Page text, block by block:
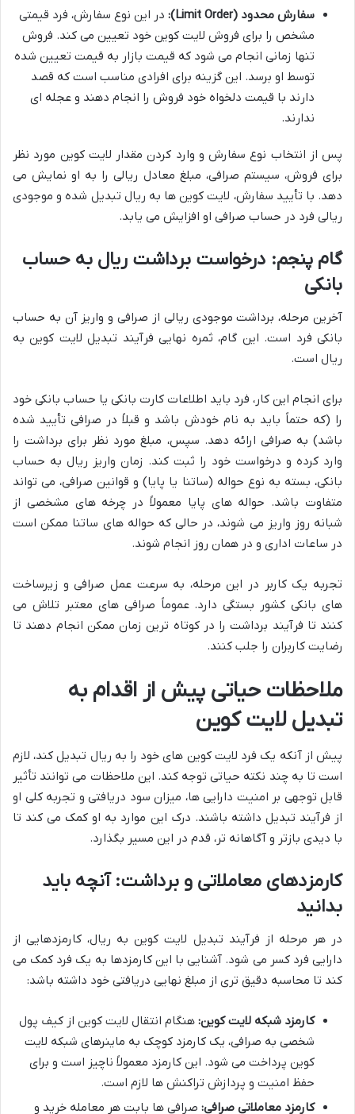
سفارش محدود (Limit Order):
در این نوع سفارش، فرد قیمتی
مشخص را برای فروش لایت کوین خود تعیین می کند. فروش
تنها زمانی انجام می شود که قیمت بازار به قیمت تعیین شده
توسط او برسد. این گزینه برای افرادی مناسب است که قصد
دارند با قیمت دلخواه خود فروش را انجام دهند و عجله ای
ندارند.
پس از انتخاب نوع سفارش و وارد کردن مقدار لایت کوین مورد نظر
برای فروش، سیستم صرافی، مبلغ معادل ریالی را به او نمایش می
دهد. با تأیید سفارش، لایت کوین ها به ریال تبدیل شده و موجودی
ریالی فرد در حساب صرافی او افزایش می یابد.
گام پنجم: درخواست برداشت ریال به حساب
بانکی
آخرین مرحله، برداشت موجودی ریالی از صرافی و واریز آن به حساب
بانکی فرد است. این گام، ثمره نهایی فرآیند تبدیل لایت کوین به
ریال است.
برای انجام این کار، فرد باید اطلاعات کارت بانکی یا حساب بانکی خود
را (که حتماً باید به نام خودش باشد و قبلاً در صرافی تأیید شده
باشد) به صرافی ارائه دهد. سپس، مبلغ مورد نظر برای برداشت را
وارد کرده و درخواست خود را ثبت کند. زمان واریز ریال به حساب
بانکی، بسته به نوع حواله (ساتنا یا پایا) و قوانین صرافی، می تواند
متفاوت باشد. حواله های پایا معمولاً در چرخه های مشخصی از
شبانه روز واریز می شوند، در حالی که حواله های ساتنا ممکن است
در ساعات اداری و در همان روز انجام شوند.
تجربه یک کاربر در این مرحله، به سرعت عمل صرافی و زیرساخت
های بانکی کشور بستگی دارد. عموماً صرافی های معتبر تلاش می
کنند تا فرآیند برداشت را در کوتاه ترین زمان ممکن انجام دهند تا
رضایت کاربران را جلب کنند.
ملاحظات حیاتی پیش از اقدام به
تبدیل لایت کوین
پیش از آنکه یک فرد لایت کوین های خود را به ریال تبدیل کند، لازم
است تا به چند نکته حیاتی توجه کند. این ملاحظات می توانند تأثیر
قابل توجهی بر امنیت دارایی ها، میزان سود دریافتی و تجربه کلی او
از فرآیند تبدیل داشته باشند. درک این موارد به او کمک می کند تا
با دیدی بازتر و آگاهانه تر، قدم در این مسیر بگذارد.
کارمزدهای معاملاتی و برداشت: آنچه باید
بدانید
در هر مرحله از فرآیند تبدیل لایت کوین به ریال، کارمزدهایی از
دارایی فرد کسر می شود. آشنایی با این کارمزدها به یک فرد کمک می
کند تا محاسبه دقیق تری از مبلغ نهایی دریافتی خود داشته باشد:
کارمزد شبکه لایت کوین: هنگام انتقال لایت کوین از کیف پول
شخصی به صرافی، یک کارمزد کوچک به ماینرهای شبکه لایت
کوین پرداخت می شود. این کارمزد معمولاً ناچیز است و برای
حفظ امنیت و پردازش تراکنش ها لازم است.
کارمزد معاملاتی صرافی: صرافی ها بابت هر معامله خرید و